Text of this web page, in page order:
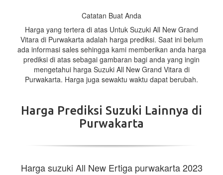
Catatan Buat Anda
Harga yang tertera di atas Untuk Suzuki All New Grand
Vitara di Purwakarta adalah harga prediksi. Saat ini belum
ada informasi sales sehingga kami memberikan anda harga
prediksi di atas sebagai gambaran bagi anda yang ingin
mengetahui harga Suzuki All New Grand Vitara di
Purwakarta. Harga juga sewaktu waktu dapat berubah.
Harga Prediksi Suzuki Lainnya di
Purwakarta
Harga suzuki All New Ertiga purwakarta 2023